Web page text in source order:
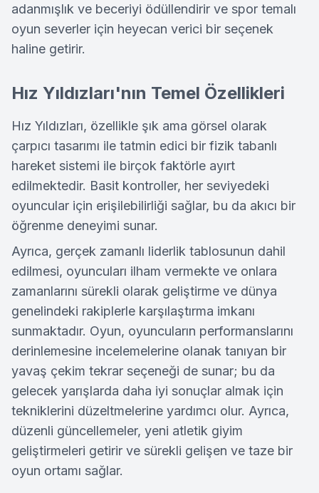
adanmışlık ve beceriyi ödüllendirir ve spor temalı
oyun severler için heyecan verici bir seçenek
haline getirir.
Hız Yıldızları'nın Temel Özellikleri
Hız Yıldızları, özellikle şık ama görsel olarak
çarpıcı tasarımı ile tatmin edici bir fizik tabanlı
hareket sistemi ile birçok faktörle ayırt
edilmektedir. Basit kontroller, her seviyedeki
oyuncular için erişilebilirliği sağlar, bu da akıcı bir
öğrenme deneyimi sunar.
Ayrıca, gerçek zamanlı liderlik tablosunun dahil
edilmesi, oyuncuları ilham vermekte ve onlara
zamanlarını sürekli olarak geliştirme ve dünya
genelindeki rakiplerle karşılaştırma imkanı
sunmaktadır. Oyun, oyuncuların performanslarını
derinlemesine incelemelerine olanak tanıyan bir
yavaş çekim tekrar seçeneği de sunar; bu da
gelecek yarışlarda daha iyi sonuçlar almak için
tekniklerini düzeltmelerine yardımcı olur. Ayrıca,
düzenli güncellemeler, yeni atletik giyim
geliştirmeleri getirir ve sürekli gelişen ve taze bir
oyun ortamı sağlar.